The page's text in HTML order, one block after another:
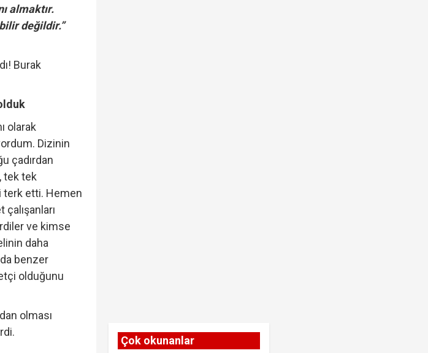
almaktır.
değildir.”
olarak
Dizinin
çadırdan
tek tek
terk etti. Hemen
ve kimse
daha
benzer
olduğunu
olması
Çok okunanlar